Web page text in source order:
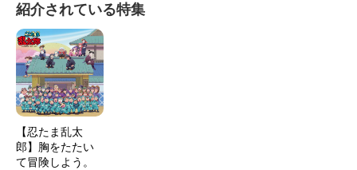
紹介されている特集
【忍たま乱太
郎】胸をたたい
て冒険しよう。